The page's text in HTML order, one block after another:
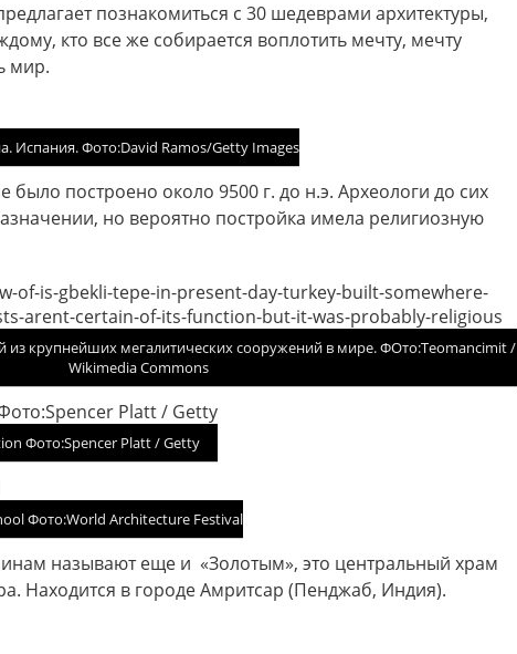
познакомиться с 30 шедеврами архитектуры,
кто все же собирается воплотить мечту, мечту
мир.
Испания. Фото:David Ramos/Getty Images
было построено около 9500 г. до н.э. Археологи до сих
но вероятно постройка имела религиозную
из крупнейших мегалитических сооружений в мире. ФОто:Teomancimit /
Wikimedia Commons
Фото:Spencer Platt / Getty
Фото:World Architecture Festival
называют еще и «Золотым», это центральный храм
Находится в городе Амритсар (Пенджаб, Индия).